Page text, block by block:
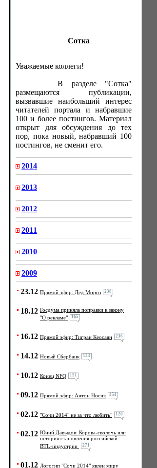
Сотка
Уважаемые коллеги!
В разделе "Сотка"
размещаются публикации,
вызвавшие наибольший интерес
читателей портала и набравшие
100 и более постингов. Материал
открыт для обсуждения до тех
пор, пока новый, набравший 100
постингов, не сменит его.
2014
2013
2012
2011
2010
2009
23.12 Прямой эфир: Дед Мороз 238
18.12 Госдума приняла поправки к закону
"О рекламе"
165
16.12 Прямой эфир: Тигран Кеосаян 236
14.12 Новый Сбербанк 133
10.12 Конец NFQ 151
09.12 Прямой эфир: Антон Носик 454
02.12 "Сочи 2014" не за что любить" 120
02.12 Юний Давыдов: Корова-сволочь или
история становления российской
BTL-индустрии
271
01.12 Логотип "Сочи 2014" явлен миру